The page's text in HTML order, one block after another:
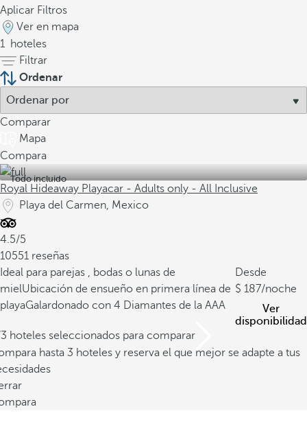
Aplicar Filtros
Ver en mapa
1 hoteles
Filtrar
Ordenar
Comparar
Mapa
Compara
Todo incluido
Royal Hideaway Playacar - Adults only - All Inclusive
Playa del Carmen, Mexico
4.5/5
10551 reseñas
Ideal para parejas , bodas o lunas de
mielUbicación de ensueño en primera línea de
playaGalardonado con 4 Diamantes de la AAA
Desde
187/noche
Ver
disponibilidad
hoteles seleccionados para comparar
hasta 3 hoteles y reserva el que mejor se adapte a tus